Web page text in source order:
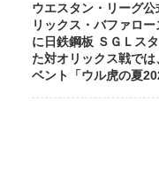
ウエスタン・リーグ
リックス・バファロ
に日鉄鋼板 ＳＧＬス
た対オリックス戦で
ベント「ウル虎の夏